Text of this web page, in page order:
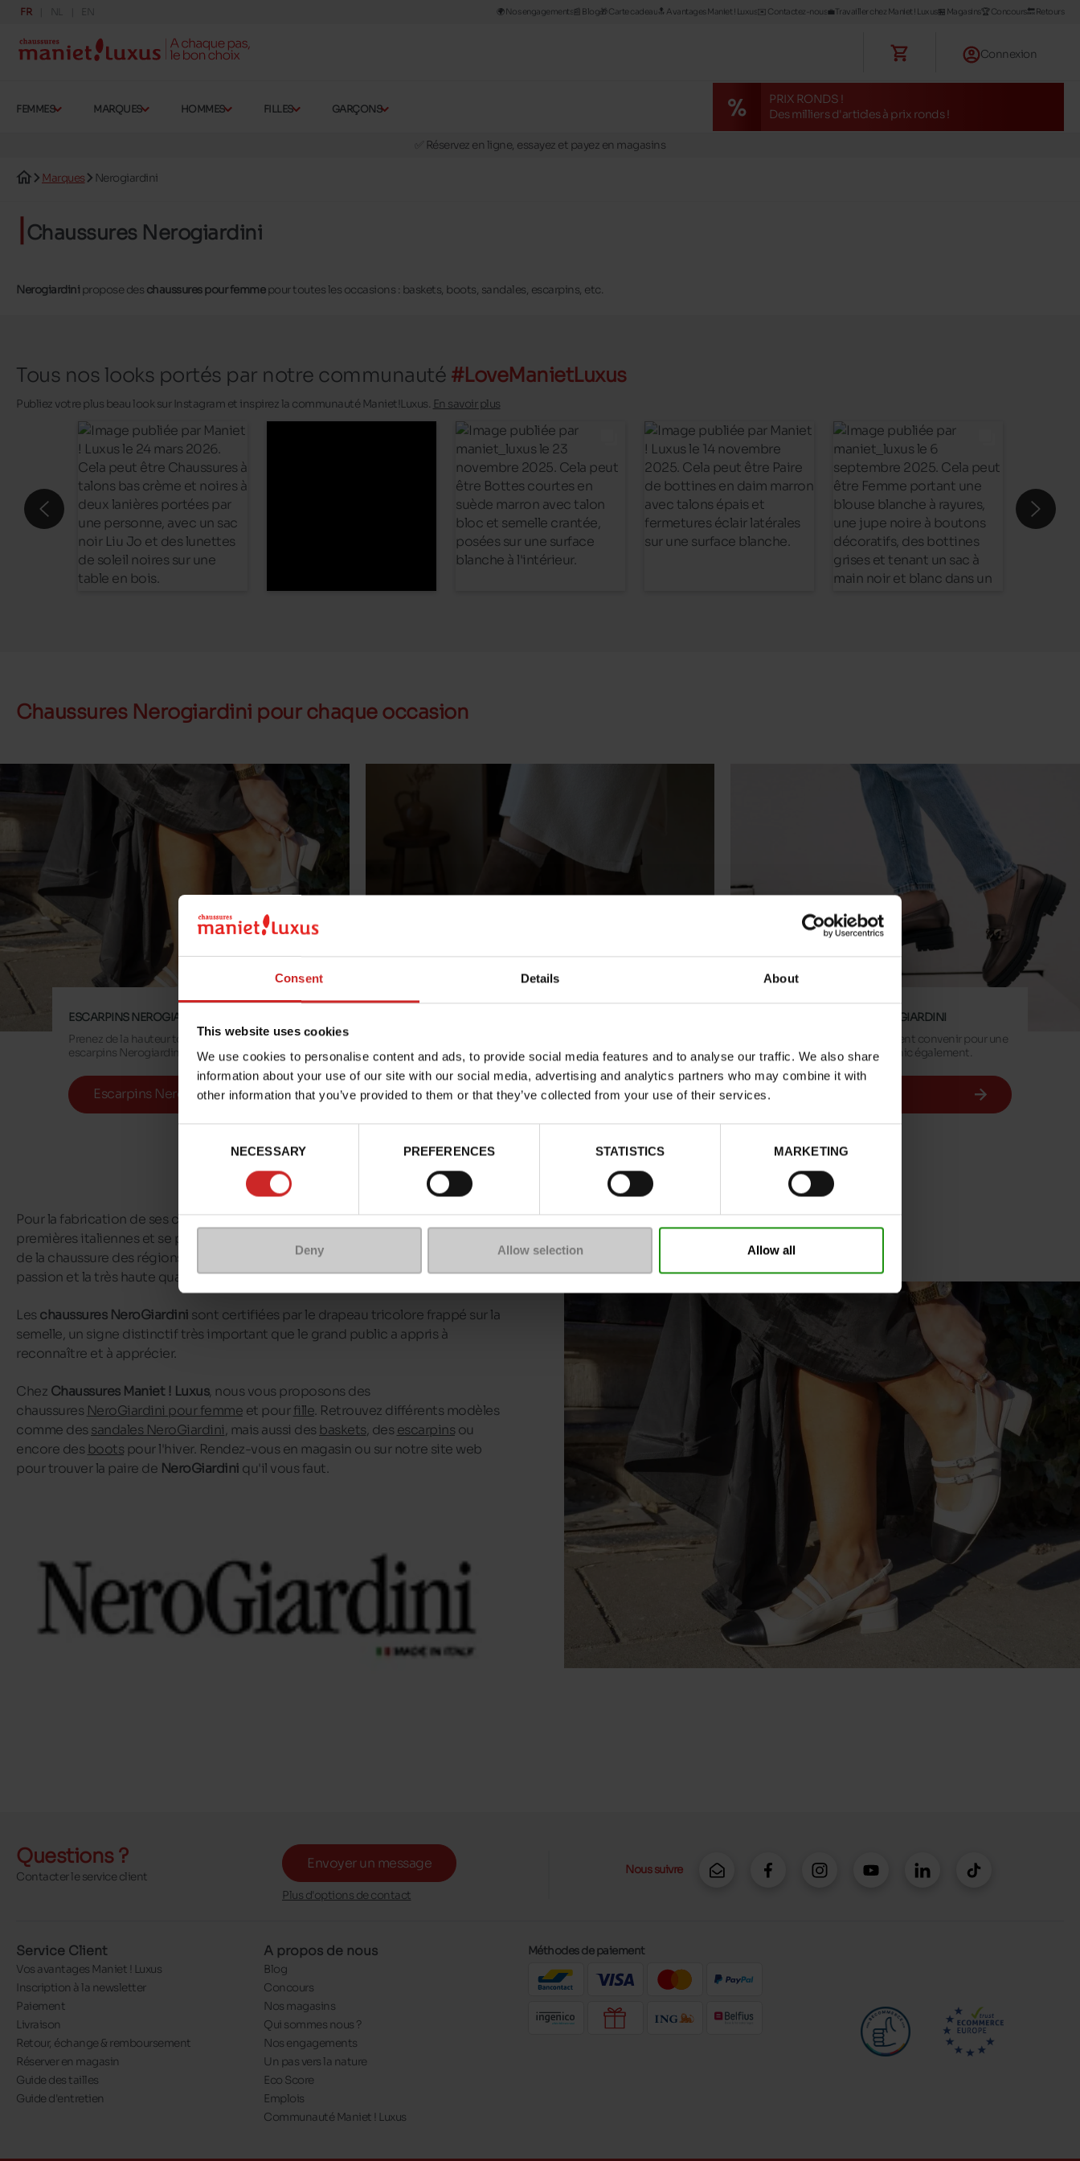
Consent Details About
This website uses cookies
We use cookies to personalise content and ads, to provide social media features and to analyse our traffic. We also share
information about your use of our site with our social media, advertising and analytics partners who may combine it with
other information that you’ve provided to them or that they’ve collected from your use of their services.
NECESSARY PREFERENCES STATISTICS MARKETING
Deny Allow selection Allow all
🌍 Nos engagements📰​ Blog🎁 Carte cadeau🔝 Avantages Maniet ! Luxus✉️ Contactez-nous💼Travailler chez Maniet ! Luxus🏪 Magasins🏆 Concours🔙 Retours
FR NL EN
Connexion
FEMMES MARQUES HOMMES FILLES GARÇONS
PRIX RONDS !
Des milliers d'articles à prix ronds !
✅ Réservez en ligne, essayez et payez en magasins
Marques Nerogiardini
Chaussures Nerogiardini
Nerogiardini propose des chaussures pour femmepour toutes les occasions : baskets, boots, sandales, escarpins, etc.
Tous nos looks portés par notre communauté #LoveManietLuxus
Publiez votre plus beau look sur Instagram et inspirez la communauté Maniet!Luxus. En savoir plus
Chaussures Nerogiardini pour chaque occasion
ESCARPINS NEROGIARDINI
Prenez de la hauteur tout en style avec les
escarpins Nerogiardini.
Escarpins Nerogiardini
complèteront parfaitement vos tenues.
Bottines Nerogiardini
MOCASSINS NEROGIARDINI
Les mocassins peuvent convenir pour une
tenue casual mais chic également.
Mocassins
Pour la fabrication de ses chaussures,NeroGiardiniutilise des matières
premières italiennes et se prévaut du savoir-faire historique du pôle industriel
de la chaussure des régions de Fermo et de Macerata, qui garantit le soin, la
passion et la très haute qualité de chaque chaussure produite.
Leschaussures NeroGiardini sont certifiées par le drapeau tricolore frappé sur la
semelle, un signe distinctif très important que le grand public a appris à
reconnaître et à apprécier.
Chez Chaussures Maniet ! Luxus, nous vous proposons des
chaussures NeroGiardini pour femme et pourfille. Retrouvez différents modèles
comme dessandales NeroGiardini, mais aussi des baskets, desescarpinsou
encore des bootspour l'hiver. Rendez-vous en magasin ou sur notre site web
pour trouver la paire de NeroGiardini qu'il vous faut.
Questions ?
Contacter le service client
Envoyer un message
Plus d'options de contact
Nous suivre
Service Client
Vos avantages Maniet ! Luxus
Inscription à la newsletter
Paiement
Livraison
Retour, échange & remboursement
Réserver en magasin
Guide des tailles
Guide d'entretien
A propos de nous
Blog
Concours
Nos magasins
Qui sommes nous ?
Nos engagements
Un pas vers la nature
Eco Score
Emplois
Communauté Maniet ! Luxus
Méthodes de paiement